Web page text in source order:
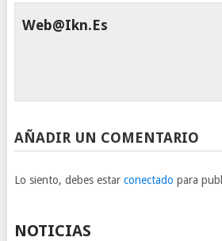
Web@ikn.es
AÑADIR UN COMENTARIO
Lo siento, debes estar conectado para
NOTICIAS